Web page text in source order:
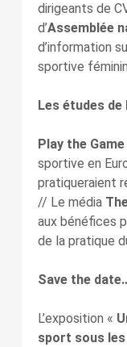
dirigeants de
d’Assemblée
d’information
sportive
Les études de
Play the Game
sportive en
pratiqueraient
// Le média
aux bénéfices
de la pratique
Save the
L’exposition «
sport sous les